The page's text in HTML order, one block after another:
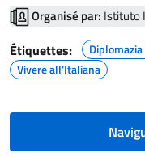
Organisé par: Istituto
Étiquettes:
Vivere all’Italiana